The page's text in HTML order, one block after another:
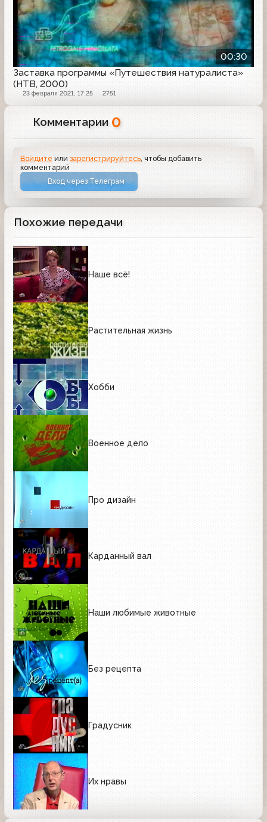
00:30
Заставка программы «Путешествия натуралиста»
(НТВ, 2000)
23 февраля 2021, 17:25 2751
Комментарии 0
Войдите илизарегистрируйтесь , чтобы добавить
комментарий
Вход через Телеграм
Похожие передачи
Наше всё!
Растительная жизнь
Хобби
Военное дело
Про дизайн
Карданный вал
Наши любимые животные
Без рецепта
Градусник
Их нравы